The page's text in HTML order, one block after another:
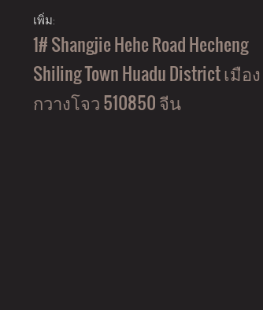
เพิ่ม:
1# Shangjie Hehe Road Hecheng
Shiling Town Huadu District เมือง
กวางโจว 510850 จีน